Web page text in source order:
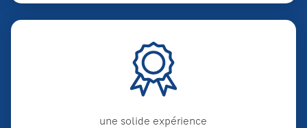
une solide expérience